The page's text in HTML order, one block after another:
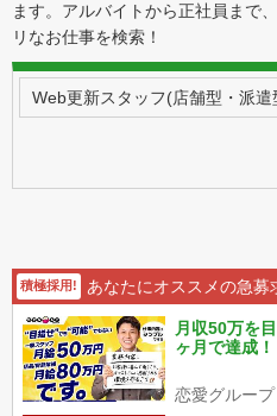
ます。アルバイトから正社員まで
リなお仕事を検索！
Web更新スタッフ(店舗型・派
積極採用! あなたにオススメの急募
月収50万を
ヶ月で達成
恋愛グルー